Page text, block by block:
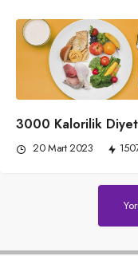
3000 Kalorilik Diyet
20 Mart 2023